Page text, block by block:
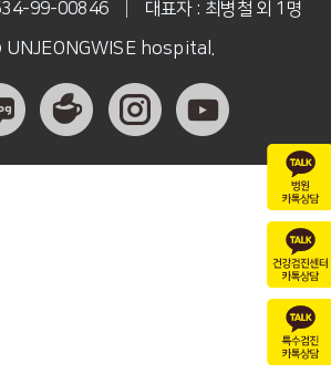
99-00846
대표자 : 최병철 외 1명
hospital.